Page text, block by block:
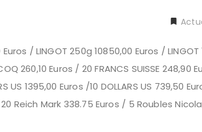
/ LINGOT 250g 10850,00 Euros /
260,10 Euros / 20 FRANCS SUISSE 248,90
US 1395,00 Euros /10 DOLLARS US 739,50
Reich Mark 338.75 Euros / 5 Roubles